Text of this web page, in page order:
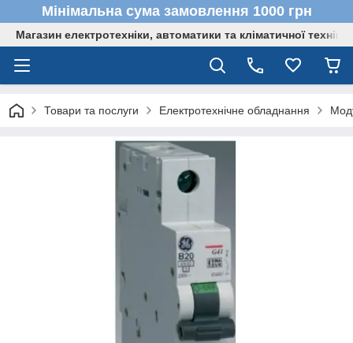
Мінімальна сума замовлення 1000 грн
Магазин електротехніки, автоматики та кліматичної техніки
Товари та послуги Електротехнічне обладнання